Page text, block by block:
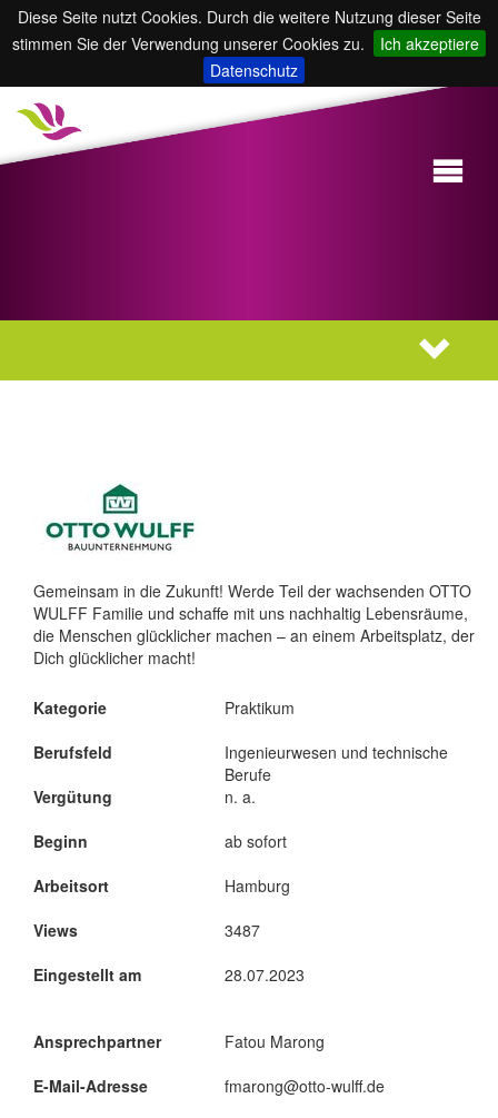
Diese Seite nutzt Cookies. Durch die weitere Nutzung dieser Seite
stimmen Sie der Verwendung unserer Cookies zu.
Ich akzeptiere
Datenschutz
Gemeinsam in die Zukunft! Werde Teil der wachsenden OTTO
WULFF Familie und schaffe mit uns nachhaltig Lebensräume,
die Menschen glücklicher machen – an einem Arbeitsplatz, der
Dich glücklicher macht!
Kategorie
Berufsfeld
Vergütung
Beginn
Arbeitsort
Views
Eingestellt am
Praktikum
Ingenieurwesen und technische
Berufe
n. a.
ab sofort
Hamburg
3487
28.07.2023
Ansprechpartner
E-Mail-Adresse
Fatou Marong
fmarong@otto-wulff.de